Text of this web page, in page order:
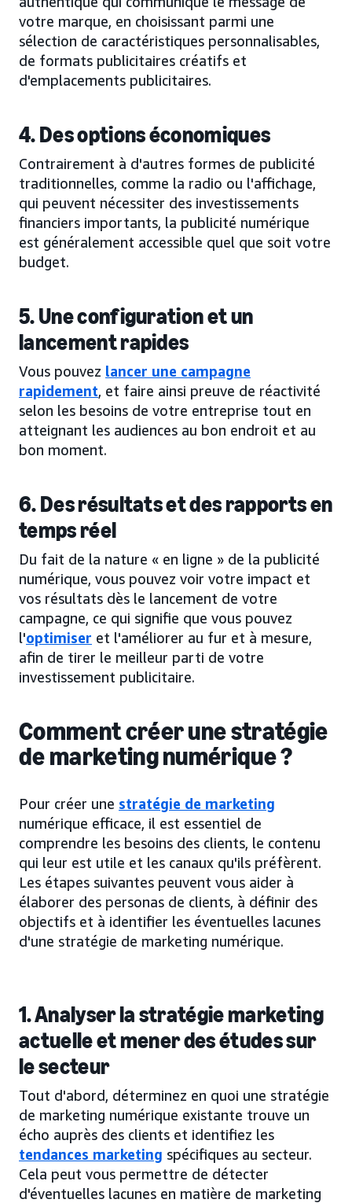
votre marque, en choisissant parmi une
sélection de caractéristiques personnalisables,
de formats publicitaires créatifs et
d'emplacements publicitaires.
4. Des options économiques
Contrairement à d'autres formes de publicité
traditionnelles, comme la radio ou l'affichage,
qui peuvent nécessiter des investissements
financiers importants, la publicité numérique
est généralement accessible quel que soit votre
budget.
5. Une configuration et un
lancement rapides
Vous pouvez lancer une campagne
rapidement, et faire ainsi preuve de réactivité
selon les besoins de votre entreprise tout en
atteignant les audiences au bon endroit et au
bon moment.
6. Des résultats et des rapports en
temps réel
Du fait de la nature « en ligne » de la publicité
numérique, vous pouvez voir votre impact et
vos résultats dès le lancement de votre
campagne, ce qui signifie que vous pouvez
l'optimiser et l'améliorer au fur et à mesure,
afin de tirer le meilleur parti de votre
investissement publicitaire.
Comment créer une stratégie
de marketing numérique ?
Pour créer une stratégie de marketing
numérique efficace, il est essentiel de
comprendre les besoins des clients, le contenu
qui leur est utile et les canaux qu'ils préfèrent.
Les étapes suivantes peuvent vous aider à
élaborer des personas de clients, à définir des
objectifs et à identifier les éventuelles lacunes
d'une stratégie de marketing numérique.
1. Analyser la stratégie marketing
actuelle et mener des études sur
le secteur
Tout d'abord, déterminez en quoi une stratégie
de marketing numérique existante trouve un
écho auprès des clients et identifiez les
tendances marketing spécifiques au secteur.
Cela peut vous permettre de détecter
d'éventuelles lacunes en matière de marketing